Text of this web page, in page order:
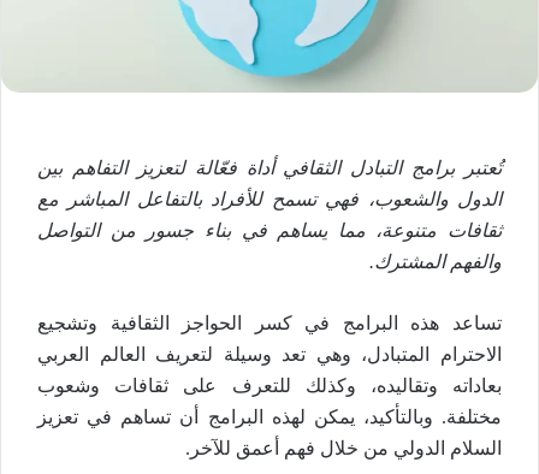
تُعتبر برامج التبادل الثقافي أداة فعّالة لتعزيز التفاهم بين
الدول والشعوب، فهي تسمح للأفراد بالتفاعل المباشر مع
ثقافات متنوعة، مما يساهم في بناء جسور من التواصل
والفهم المشترك.
تساعد هذه البرامج في كسر الحواجز الثقافية وتشجيع
الاحترام المتبادل، وهي تعد وسيلة لتعريف العالم العربي
بعاداته وتقاليده، وكذلك للتعرف على ثقافات وشعوب
مختلفة. وبالتأكيد، يمكن لهذه البرامج أن تساهم في تعزيز
السلام الدولي من خلال فهم أعمق للآخر.